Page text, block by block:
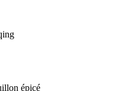
épicé